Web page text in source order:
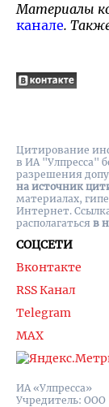
Материалы
канале.
ИА «Улпресса»
Учредитель:
СОЦСЕТИ
Вконтакте
RSS Канал
Telegram
MAX
Цитирование
в ИА "Улпресса"
разрешения
на источник
материалах,
Интернет.
располагаться в